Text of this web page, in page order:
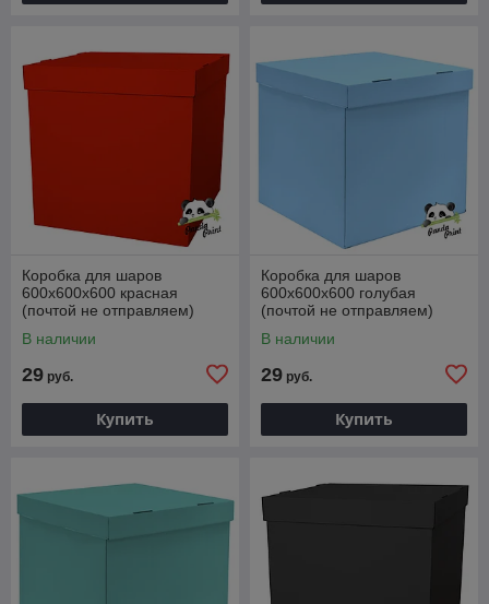
Коробка для шаров
600х600х600 красная
(почтой не отправляем)
В наличии
29 руб.
Купить
Коробка для шаров
600х600х600 голубая
(почтой не отправляем)
В наличии
29 руб.
Купить